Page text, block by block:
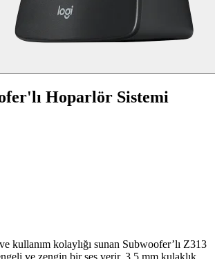
Hoparlör Sistemi
kullanım kolaylığı sunan Subwoofer’lı Z313
ve zengin bir ses verir. 3,5 mm kulaklık